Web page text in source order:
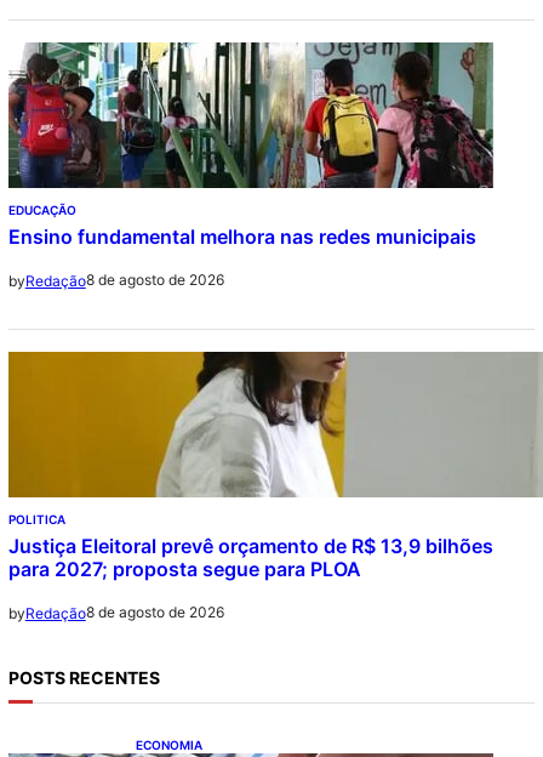
EDUCAÇÃO
Ensino fundamental melhora nas redes municipais
byRedação8 de agosto de 2026
POLITICA
Justiça Eleitoral prevê orçamento de R$ 13,9 bilhões
para 2027; proposta segue para PLOA
byRedação8 de agosto de 2026
POSTS RECENTES
ECONOMIA